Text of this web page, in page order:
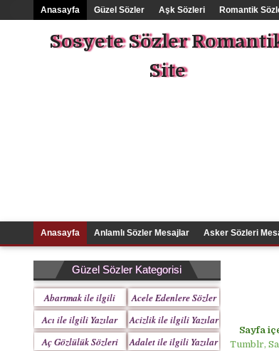
Anasayfa Güzel Sözler Aşk Sözleri Romantik
Sosyete Sözler
Site
Anasayfa Anlamlı Sözler Mesajlar Asker Sözleri
Güzel Sözler Kategorisi
Abartmak ile ilgili
Yazılar
Acele Edenlere Sözler
Acı ile ilgili Yazılar
Acizlik ile ilgili Yazılar
Aç Gözlülük Sözleri
Adalet ile ilgili Yazılar
Sayfa
Tumblr,